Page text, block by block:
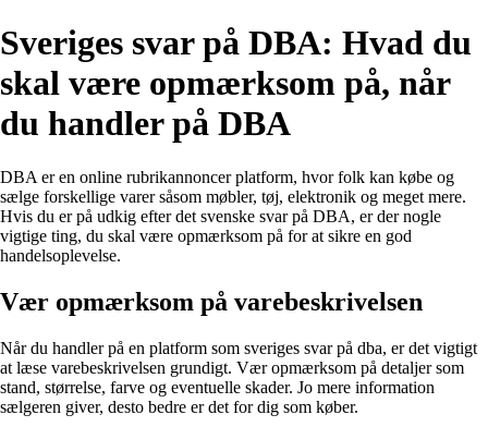
Sveriges svar på DBA: Hvad du
skal være opmærksom på, når
du handler på DBA
DBA er en online rubrikannoncer platform, hvor folk kan købe og
sælge forskellige varer såsom møbler, tøj, elektronik og meget mere.
Hvis du er på udkig efter det svenske svar på DBA, er der nogle
vigtige ting, du skal være opmærksom på for at sikre en god
handelsoplevelse.
Vær opmærksom på varebeskrivelsen
Når du handler på en platform som sveriges svar på dba, er det vigtigt
at læse varebeskrivelsen grundigt. Vær opmærksom på detaljer som
stand, størrelse, farve og eventuelle skader. Jo mere information
sælgeren giver, desto bedre er det for dig som køber.